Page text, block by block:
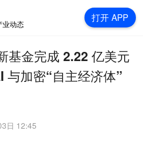
基金完成 2.22 亿美元
与加密“自主经济体”
日 12:45
业动态
打开 APP